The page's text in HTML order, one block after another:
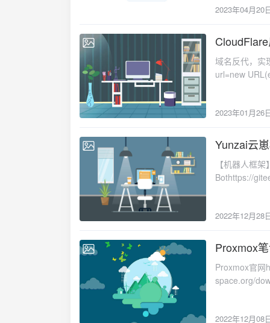
卡的MAC地
卡设置MTU
丢弃 -I 一些
码，用于需要
数以便认证 -x
加密 -A2 | 使
数据包报头完
文本内容需
缩相关若不
压缩算法压缩
能 -V 文本 |
https://
AppNode面板
节点组网通
进去面板后台
bash -c
操作然后端口
件路径为 /
根服务器网络
进去【
setup】配置
pool】【
【
找到【
【Windows
Address:**********】|【设备编号】
2023年04月20
2023-01-26
域名反代，实现
url=new URL(event.request.url);
function proxy(event) { const getReqHeader = (key)
= { headers: { 'Host': 'raw.githubusercontent.com', 'User-Agent': getReqHeader("User-
Language"), 'Accept-Encoding': getReqHeader("Accept-Encoding"), 'Connection': 'keep-
alive', 'Cache-Control': 'max-age=0' } }; if (event.request.headers.has("Referer")) {
} return fetch(new Request(url, event.request), parameter); }反代多个域名export default {
request *
outStatusText =
Origin": "*", "Access-Control-Allow-Methods": "GET, POST, PUT, PATCH, DELETE,
Headers') ||
2023年01月26
2022-12-28
Yunzai云
【机器人框
Bothttps://
https://
kokomi/miao-
pluginhttps://
2022年12月28
2022-12-08
Proxmox
Proxmox官网
space.org/
ens160 inet manual auto vmbr0 iface vmbr0 inet static
2022年12月08